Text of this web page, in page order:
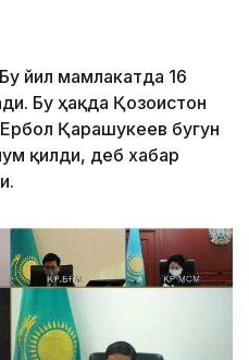
йил мамлакатда 16
Бу ҳақда Қозоғистон
Қарашукеев бугун
қилди, деб хабар